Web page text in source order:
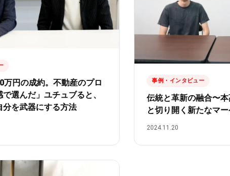
万円の成約。不動産のプロ
選んだ」ユチュブると、
分を武器にする方法
事例・インタビュー
伝統と革新の融合〜
と切り開く新たなマ
2024.11.20